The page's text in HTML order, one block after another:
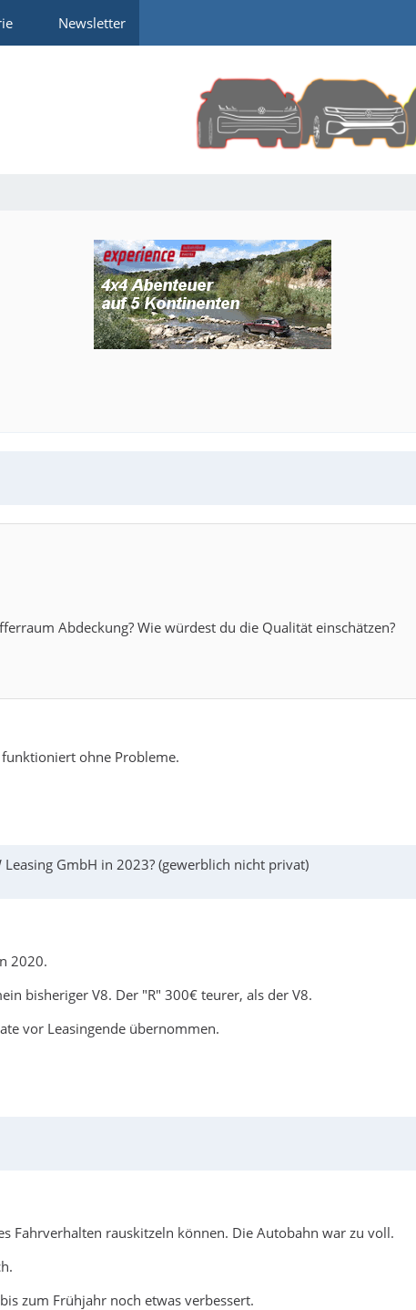
Newsletter
Abdeckung? Wie würdest du die Qualität einschätzen?
ohne Probleme.
GmbH in 2023? (gewerblich nicht privat)
2020.
bisheriger V8. Der "R" 300€ teurer, als der V8.
vor Leasingende übernommen.
Fahrverhalten rauskitzeln können. Die Autobahn war zu voll.
zum Frühjahr noch etwas verbessert.